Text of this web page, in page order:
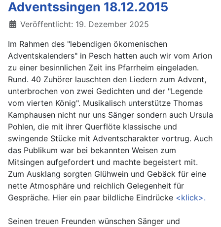
Adventssingen 18.12.2015
Details
Veröffentlicht: 19. Dezember 2025
Im Rahmen des "lebendigen ökomenischen
Adventskalenders" in Pesch hatten auch wir vom Arion
zu einer besinnlichen Zeit ins Pfarrheim eingeladen.
Rund. 40 Zuhörer lauschten den Liedern zum Advent,
unterbrochen von zwei Gedichten und der "Legende
vom vierten König". Musikalisch unterstütze Thomas
Kamphausen nicht nur uns Sänger sondern auch Ursula
Pohlen, die mit ihrer Querflöte klassische und
swingende Stücke mit Adventscharakter vortrug. Auch
das Publikum war bei bekannten Weisen zum
Mitsingen aufgefordert und machte begeistert mit.
Zum Ausklang sorgten Glühwein und Gebäck für eine
nette Atmosphäre und reichlich Gelegenheit für
Gespräche. Hier ein paar bildliche Eindrücke <klick>.
Seinen treuen Freunden wünschen Sänger und